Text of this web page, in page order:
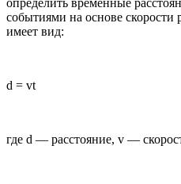
определить временные
событиями на основе скорости
имеет вид:
d = vt
где d — расстояние, v —